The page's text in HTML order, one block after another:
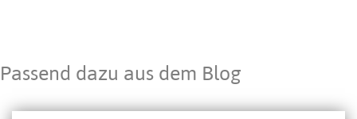
Passend dazu aus dem Blog